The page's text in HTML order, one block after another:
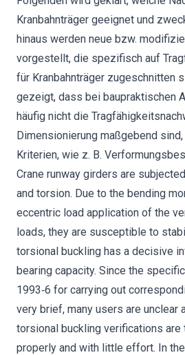
Kranbahnträger geeignet und
hinaus werden neue bzw.
vorgestellt, die spezifisch auf
für Kranbahnträger zugeschnitten
gezeigt, dass bei baupraktischen
häufig nicht die
Dimensionierung maßgebend
Kriterien, wie z. B.
Crane runway girders are
and torsion. Due to the bending
eccentric load application of the
loads, they are susceptible to
torsional buckling has a decisive
bearing capacity. Since the
1993‐6 for carrying out
very brief, many users are unclear
torsional buckling verifications are
properly and with little effort. In